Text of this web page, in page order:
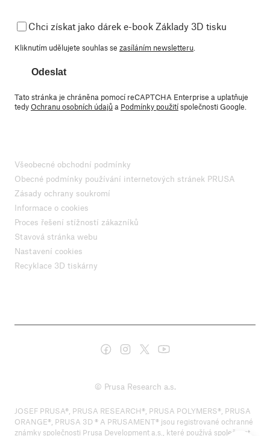
Chci získat jako dárek e-book Základy 3D tisku
Kliknutím udělujete souhlas se zasíláním newsletteru
Odeslat
Tato stránka je chráněna pomocí reCAPTCHA Enterprise a uplatňuje
tedyOchranu osobních údajůa Podmínky použitíspolečnosti Google.
Všeobecné obchodní podmínky
Obecné podmínky používání internetových stránek PRUSA
Zásady ochrany soukromí
Informace o cookies
Proces řešení stížností zákazníků
Stavová stránka webu
Nastavení cookies
Recyklace 3D tiskárny
© Prusa Research a.s.
JOSEF PRUSA®, PRUSA RESEARCH®, PRUSA POLYMERS®, PRUSA
ORANGE®, PRUSA 3D ® A PRUSAMENT® jsou registrované ochranné
známky společnosti Prusa Development a.s., které používá společnost